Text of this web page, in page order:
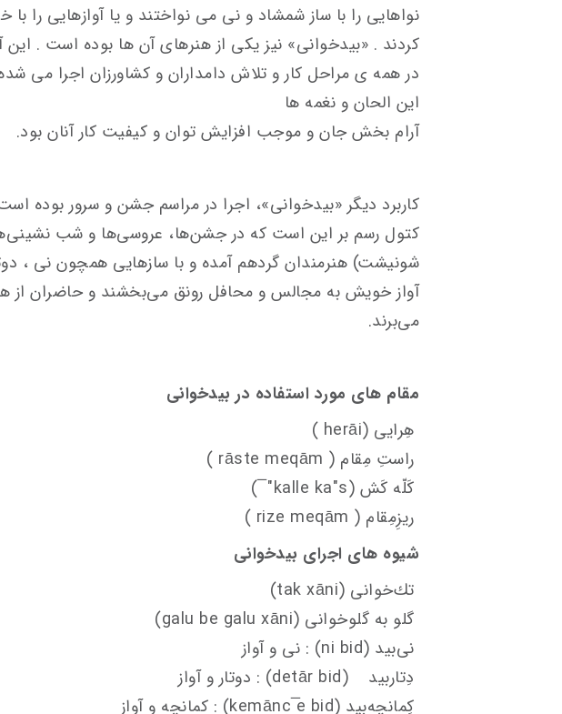
نواهایی را با ساز شمشاد و نی می نواختند و یا آوازهایی را
کردند . «بیدخوانی» نیز یکی از هنرهای آن ها بوده است . این
در همه ی مراحل کار و تلاش دامداران و کشاورزان اجرا می
این الحان و نغمه ها
آرام بخش جان و موجب افزایش توان و کیفیت کار آنان بود.
کاربرد دیگر «بیدخوانی»، اجرا در مراسم جشن و سرور بوده
کتول رسم بر این است که در جشن‌ها، عروسی‌ها و شب
شونیشت) هنرمندان گردهم آمده و با سازهایی همچون نی ،
آواز خویش به مجالس و محافل رونق می‌بخشند و حاضران از
می‌برند.
مقام های مورد استفاده در بیدخوانی
هِرایی (‌herāi )
راستِ مِقام ( rāste meqām )
کَلّه کَش (kalle ka"s" ̅)
ریزِمِقام ( rize meqām )
شیوه های اجرای بیدخوانی
تك‌خوانی (tak xāni)
گلو به گلوخوانی (galu be galu xāni)
نی‌بید (ni bid) : نی و آواز
دِتاربید (detār bid) : دوتار و آواز
كِمانچه‌بید (kemānc ̅e bid) : کمانچه و آواز